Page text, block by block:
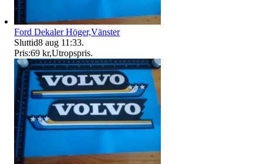
Ford Dekaler Höger,Vänster
Sluttid8 aug 11:33.
Pris:69 kr,Utropspris.